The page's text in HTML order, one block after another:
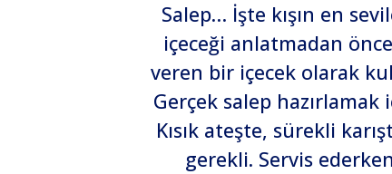
Salep… İşte kışın en
içeceği anlatmadan
veren bir içecek olarak
Gerçek salep hazırlamak
Kısık ateşte, sürekli
gerekli. Servis